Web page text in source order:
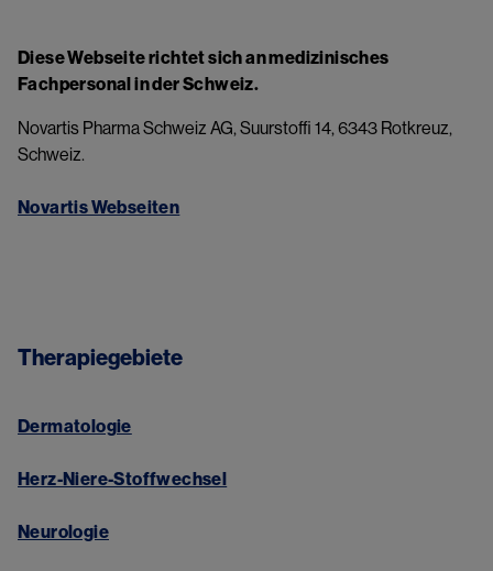
Diese Webseite richtet sich an medizinisches
Fachpersonal in der Schweiz.
Novartis Pharma Schweiz AG, Suurstoffi 14, 6343 Rotkreuz,
Schweiz.
Novartis Webseiten​
Therapiegebiete​
Dermatologie
Herz-Niere-Stoffwechsel
Neurologie